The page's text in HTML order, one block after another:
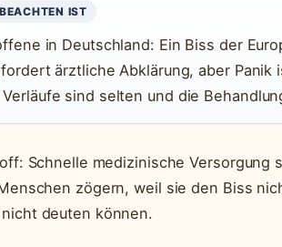
IST
in Deutschland: Ein Biss der
ärztliche Abklärung, aber Panik
sind selten und die
Schnelle medizinische Versorgung
zögern, weil sie den Biss
deuten können.